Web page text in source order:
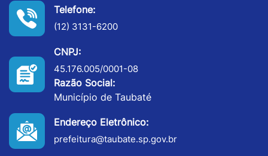
Telefone:
(12) 3131-6200
CNPJ:
45.176.005/0001-08
Razão Social:
Município de Taubaté
Endereço Eletrônico:
prefeitura@taubate.sp.gov.br